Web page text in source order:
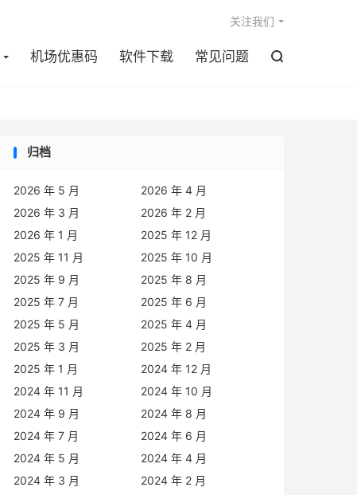
机场优惠码 软件下载 常见问题 
关注我们
归档
2026 年 5 月
2026 年 4 月
2026 年 3 月
2026 年 2 月
2026 年 1 月
2025 年 12 月
2025 年 11 月
2025 年 10 月
2025 年 9 月
2025 年 8 月
2025 年 7 月
2025 年 6 月
2025 年 5 月
2025 年 4 月
2025 年 3 月
2025 年 2 月
2025 年 1 月
2024 年 12 月
2024 年 11 月
2024 年 10 月
2024 年 9 月
2024 年 8 月
2024 年 7 月
2024 年 6 月
2024 年 5 月
2024 年 4 月
2024 年 3 月
2024 年 2 月